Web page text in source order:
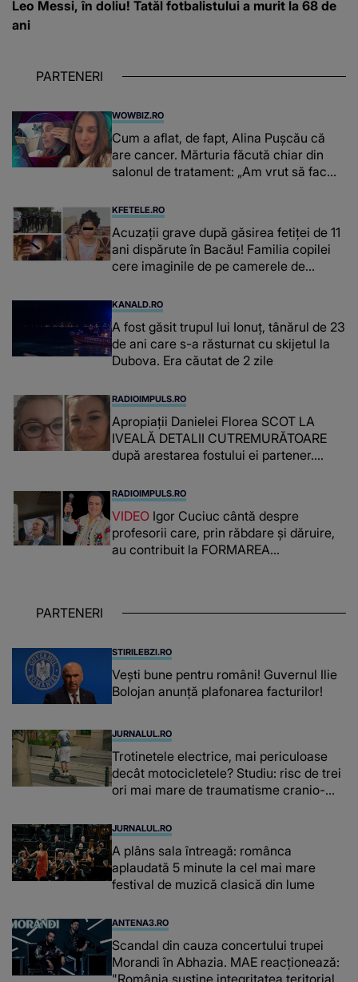
Leo Messi, în doliu! Tatăl fotbalistului a murit la 68 de
ani
PARTENERI
WOWBIZ.RO
Cum a aflat, de fapt, Alina Pușcău că
are cancer. Mărturia făcută chiar din
salonul de tratament: „Am vrut să fac
înțepe sânul”
KFETELE.RO
Acuzații grave după găsirea fetiței de 11
ani dispărute în Bacău! Familia copilei
cere imaginile de pe camerele de
mea...”
KANALD.RO
A fost găsit trupul lui Ionuț, tânărul de 23
de ani care s-a răsturnat cu skijetul la
Dubova. Era căutat de 2 zile
RADIOIMPULS.RO
Apropiații Danielei Florea SCOT LA
IVEALĂ DETALII CUTREMURĂTOARE
după arestarea fostului ei partener.
românca ucisă în Italia și ascunsă în
lada unui pat: " Îmi pare rău că nu am
reușit să fac mai mult pentru ea și..."
RADIOIMPULS.RO
VIDEO Igor Cuciuc cântă despre
profesorii care, prin răbdare și dăruire,
au contribuit la FORMAREA
chiar și după trecerea anilor: "De
PARTENERI
STIRILEBZI.RO
Vești bune pentru români! Guvernul Ilie
Bolojan anunță plafonarea facturilor!
JURNALUL.RO
Trotinetele electrice, mai periculoase
decât motocicletele? Studiu: risc de trei
ori mai mare de traumatisme cranio-
JURNALUL.RO
A plâns sala întreagă: românca
aplaudată 5 minute la cel mai mare
festival de muzică clasică din lume
ANTENA3.RO
Scandal din cauza concertului trupei
Morandi în Abhazia. MAE reacționează: